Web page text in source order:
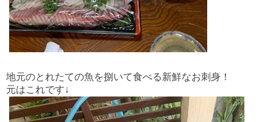
地元のとれたての魚を捌いて食べる新鮮なお刺身！
元はこれです↓